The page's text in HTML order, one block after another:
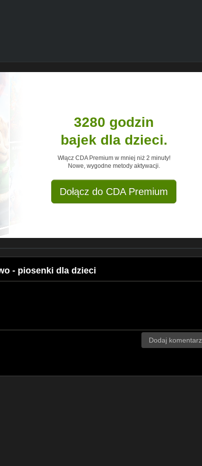
Hwf-1qzD9GQY8
2AYHqhtI-a0aqDO03
3280 godzin
bajek dla dzieci.
Włącz CDA Premium w mniej niż 2 minuty!
Nowe, wygodne metody aktywacji.
Dołącz do CDA Premium
- piosenki dla dzieci
Dodaj komentarz